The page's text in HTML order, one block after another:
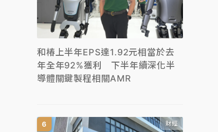
和椿上半年EPS達1.92元相當於去
年全年92%獲利 下半年續深化半
導體關鍵製程相關AMR
財經